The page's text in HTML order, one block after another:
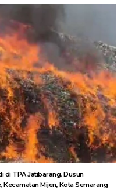
di TPA Jatibarang, Dusun
Mijen, Kota Semarang